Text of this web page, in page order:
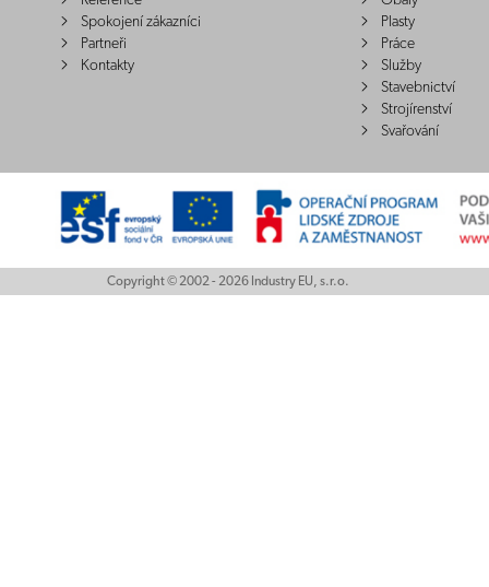
Spokojení zákazníci
Partneři
Kontakty
Plasty
Práce
Služby
Stavebnictví
Strojírenství
Svařování
Copyright © 2002 - 2026 Industry EU, s.r.o.